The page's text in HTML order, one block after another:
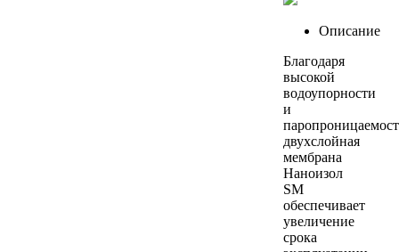
Описание
Благодаря
высокой
водоупорности
и
двухслойная
мембрана
Наноизол
SМ
обеспечивает
увеличение
срока